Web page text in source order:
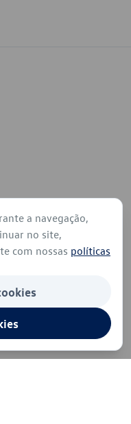
a navegação,
no site,
com nossas políticas